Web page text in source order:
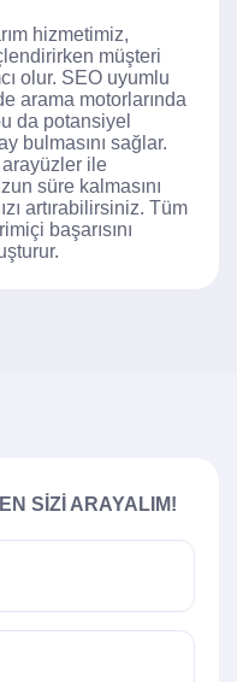
hizmetimiz,
müşteri
olur. SEO uyumlu
arama motorlarında
da potansiyel
bulmasını sağlar.
arayüzler ile
süre kalmasını
artırabilirsiniz. Tüm
başarısını
SIZI ARAYALIM!